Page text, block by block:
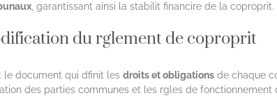
, garantissant ainsi la stabilit financire de la coproprit.
du rglement de coproprit
le document qui dfinit les droits et obligations de chaque
des parties communes et les rgles de fonctionnement